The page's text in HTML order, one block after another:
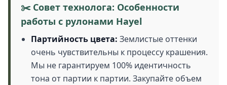
✂️ Совет технолога: Особенности
работы с рулонами Hayel
Партийность цвета: Землистые оттенки
очень чувствительны к процессу крашения.
Мы не гарантируем 100% идентичность
тона от партии к партии. Закупайте объем